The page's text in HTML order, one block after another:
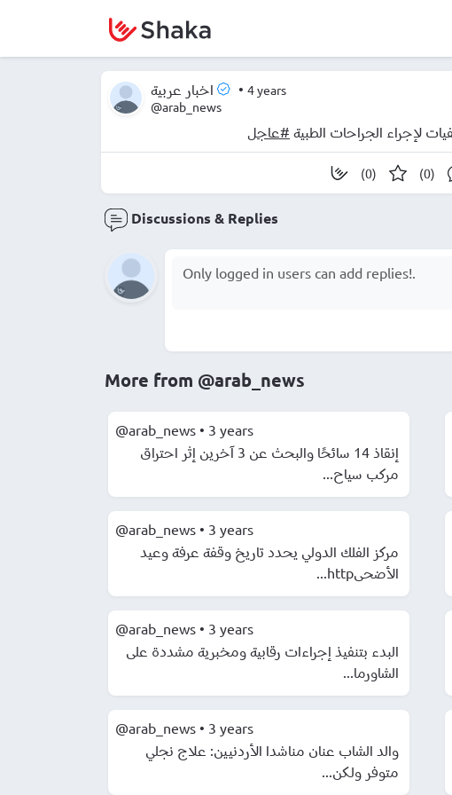
اخبار عربية • 4 years
@arab_news
#عاجل
(0) (0)
Discussions & Replies
More from @arab_news
@arab_news • 3 years
إنقاذ 14 سائحًا والبحث عن 3 آخرين إثر احتراق
مركب سياح...
@arab_news • 3 years
مركز الفلك الدولي يحدد تاريخ وقفة عرفة وعيد
الأضحىhttp...
@arab_news • 3 years
البدء بتنفيذ إجراءات رقابية ومخبرية مشددة على
الشاورما...
@arab_news • 3 years
والد الشاب عنان مناشدا الأردنيين: علاج نجلي
متوفر ولكن...